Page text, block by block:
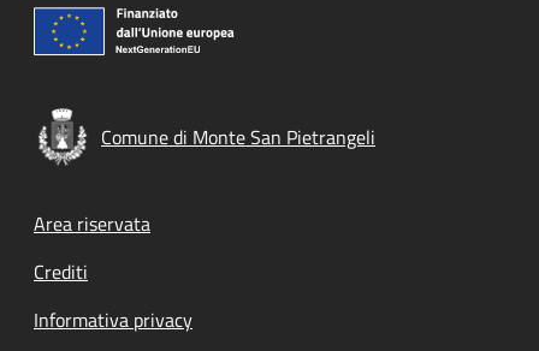
Comune di Monte San Pietrangeli
Footer menu
Area riservata
Crediti
Informativa privacy